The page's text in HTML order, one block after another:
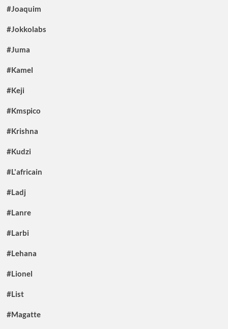
#Joaquim
#Jokkolabs
#Juma
#Kamel
#Keji
#Kmspico
#Krishna
#Kudzi
#L'africain
#Ladj
#Lanre
#Larbi
#Lehana
#Lionel
#List
#Magatte